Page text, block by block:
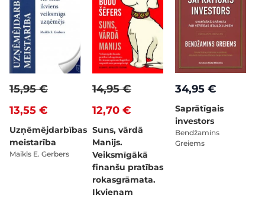
13,55 €
15,95 €
Uzņēmējdarbības
meistarība
Maikls E. Gerbers
12,70 €
14,95 €
Suns, vārdā
Manijs.
Veiksmīgākā
finanšu pratības
rokasgrāmata.
Ikvienam
34,95 €
Saprātīgais
investors
Bendžamins
Greiems